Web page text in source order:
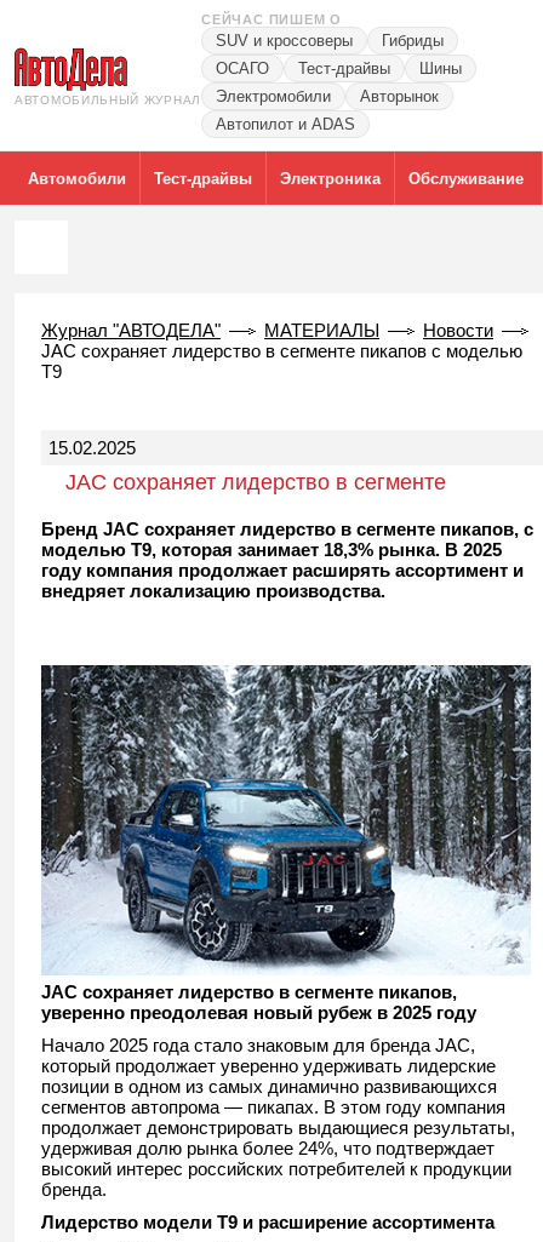
АВТОМОБИЛЬНЫЙ ЖУРНАЛ
СЕЙЧАС ПИШЕМ О
SUV и кроссоверы
Гибриды
ОСАГО
Тест-драйвы
Шины
Электромобили
Авторынок
Автопилот и ADAS
Автомобили Тест-драйвы Электроника Обслуживание
Журнал "АВТОДЕЛА" МАТЕРИАЛЫ
Новости
JAC сохраняет лидерство в сегменте пикапов с моделью
Т9
15.02.2025
JAC сохраняет лидерство в сегменте
пикапов с моделью Т9
Бренд JAC сохраняет лидерство в сегменте пикапов, с
моделью Т9, которая занимает 18,3% рынка. В 2025
году компания продолжает расширять ассортимент и
внедряет локализацию производства.
JAC сохраняет лидерство в сегменте пикапов,
уверенно преодолевая новый рубеж в 2025 году
Начало 2025 года стало знаковым для бренда JAC,
который продолжает уверенно удерживать лидерские
позиции в одном из самых динамично развивающихся
сегментов автопрома — пикапах. В этом году компания
продолжает демонстрировать выдающиеся результаты,
удерживая долю рынка более 24%, что подтверждает
высокий интерес российских потребителей к продукции
бренда.
Лидерство модели Т9 и расширение ассортимента